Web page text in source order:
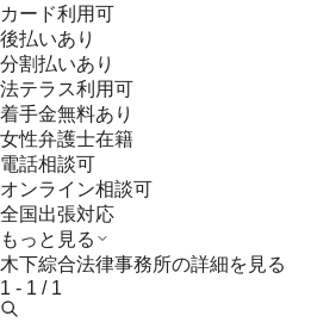
カード利用可
後払いあり
分割払いあり
法テラス利用可
着手金無料あり
女性弁護士在籍
電話相談可
オンライン相談可
全国出張対応
もっと見る
木下綜合法律事務所の詳細を見る
1 - 1 / 1